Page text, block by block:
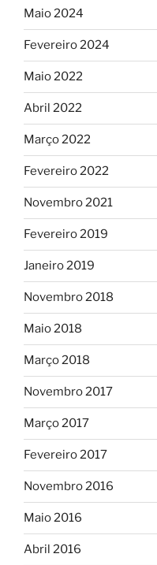
Maio 2024
Fevereiro 2024
Maio 2022
Abril 2022
Março 2022
Fevereiro 2022
Novembro 2021
Fevereiro 2019
Janeiro 2019
Novembro 2018
Maio 2018
Março 2018
Novembro 2017
Março 2017
Fevereiro 2017
Novembro 2016
Maio 2016
Abril 2016